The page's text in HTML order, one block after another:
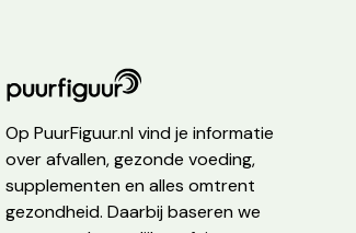
Op PuurFiguur.nl vind je informatie
over afvallen, gezonde voeding,
supplementen en alles omtrent
gezondheid. Daarbij baseren we